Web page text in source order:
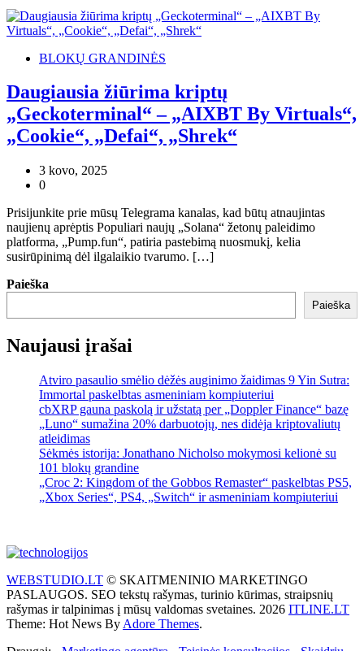
BLOKŲ GRANDINĖS
Daugiausia žiūrima kriptų
„Geckoterminal“ – „AIXBT By Virtuals“,
„Cookie“, „Defai“, „Shrek“
3 kovo, 2025
0
Prisijunkite prie mūsų Telegrama kanalas, kad būtų atnaujintas
naujienų aprėptis Populiari naujų „Solana“ žetonų paleidimo
platforma, „Pump.fun“, patiria pastebimą nuosmukį, kelia
susirūpinimą dėl ilgalaikio tvarumo. […]
Paieška
Paieška
Naujausi įrašai
Atviro pasaulio smėlio dėžės auginimo žaidimas 9 Yin Sutra:
Immortal paskelbtas asmeniniam kompiuteriui
cbXRP gauna paskolą ir užstatą per „Doppler Finance“ bazę
„Luno“ sumažina 20% darbuotojų, nes didėja kriptovaliutų
atleidimas
Sėkmės istorija: Jonathano Nicholso mokymosi kelionė su
101 blokų grandine
„Croc 2: Kingdom of the Gobbos Remaster“ paskelbtas PS5,
„Xbox Series“, PS4, „Switch“ ir asmeniniam kompiuteriui
WEBSTUDIO.LT © SKAITMENINIO MARKETINGO
PASLAUGOS. SEO tekstų rašymas, turinio kūrimas, straipsnių
rašymas ir talpinimas į mūsų valdomas svetaines. 2026 ITLINE.LT
Theme: Hot News By Adore Themes.